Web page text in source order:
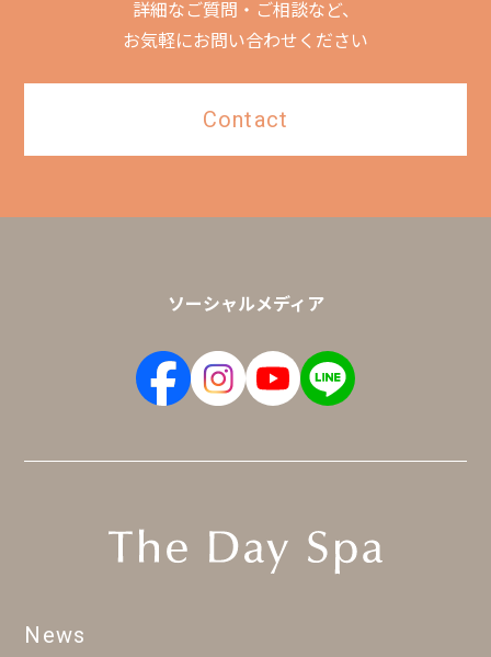
詳細なご質問・ご相談など、
お気軽にお問い合わせください
Contact
ソーシャルメディア
News